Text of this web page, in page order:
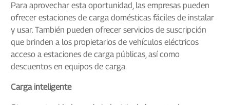
Para aprovechar esta oportunidad, las empresas pueden
ofrecer estaciones de carga domésticas fáciles de instalar
y usar. También pueden ofrecer servicios de suscripción
que brinden a los propietarios de vehículos eléctricos
acceso a estaciones de carga públicas, así como
descuentos en equipos de carga.
Carga inteligente